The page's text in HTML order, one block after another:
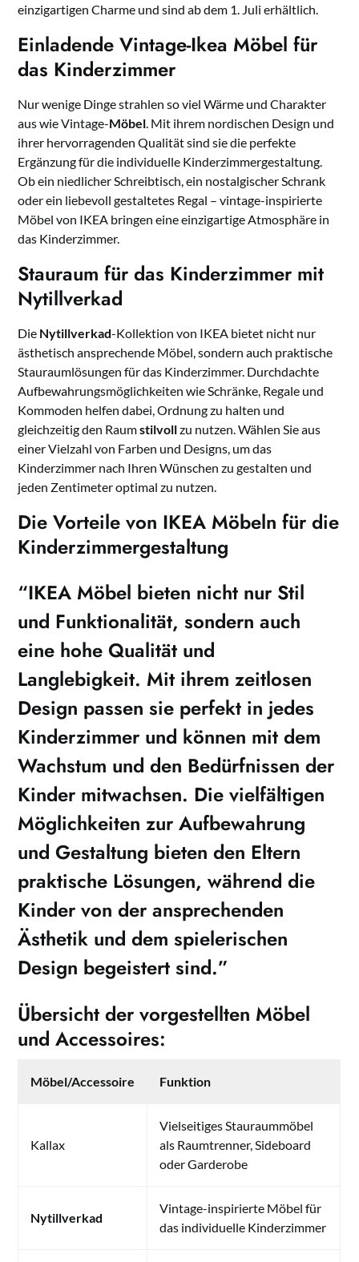
einzigartigen Charme und sind ab dem 1. Juli erhältlich.
Einladende Vintage-Ikea Möbel für
das Kinderzimmer
Nur wenige Dinge strahlen so viel Wärme und Charakter
aus wie Vintage-Möbel. Mit ihrem nordischen Design und
ihrer hervorragenden Qualität sind sie die perfekte
Ergänzung für die individuelle Kinderzimmergestaltung.
Ob ein niedlicher Schreibtisch, ein nostalgischer Schrank
oder ein liebevoll gestaltetes Regal – vintage-inspirierte
Möbel von IKEA bringen eine einzigartige Atmosphäre in
das Kinderzimmer.
Stauraum für das Kinderzimmer mit
Nytillverkad
Die Nytillverkad-Kollektion von IKEA bietet nicht nur
ästhetisch ansprechende Möbel, sondern auch praktische
Stauraumlösungen für das Kinderzimmer. Durchdachte
Aufbewahrungsmöglichkeiten wie Schränke, Regale und
Kommoden helfen dabei, Ordnung zu halten und
gleichzeitig den Raumstilvollzu nutzen. Wählen Sie aus
einer Vielzahl von Farben und Designs, um das
Kinderzimmer nach Ihren Wünschen zu gestalten und
jeden Zentimeter optimal zu nutzen.
Die Vorteile von IKEA Möbeln für die
Kinderzimmergestaltung
“IKEA Möbel bieten nicht nur Stil
und Funktionalität, sondern auch
eine hohe Qualität und
Langlebigkeit. Mit ihrem zeitlosen
Design passen sie perfekt in jedes
Kinderzimmer und können mit dem
Wachstum und den Bedürfnissen der
Kinder mitwachsen. Die vielfältigen
Möglichkeiten zur Aufbewahrung
und Gestaltung bieten den Eltern
praktische Lösungen, während die
Kinder von der ansprechenden
Ästhetik und dem spielerischen
Design begeistert sind.”
Übersicht der vorgestellten Möbel
und Accessoires:
Möbel/Accessoire Funktion
Kallax
Vielseitiges Stauraummöbel
als Raumtrenner, Sideboard
oder Garderobe
Nytillverkad
Vintage-inspirierte Möbel für
das individuelle Kinderzimmer